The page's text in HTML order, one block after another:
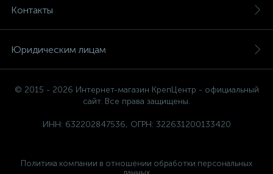
Контакты
Юридическим лицам
© 2015 - 2026 Интернет-магазин КрепЦентр - официальный
сайт. Все права защищены.
ИНН: 632202847536, ОГРН: 322631200133420
Политика компании в отношении обработки персональных